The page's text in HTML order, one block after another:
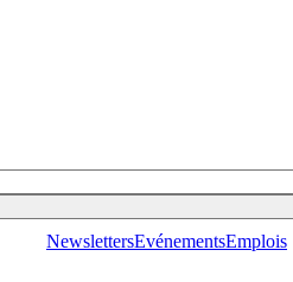
NewslettersEvénementsEmplois